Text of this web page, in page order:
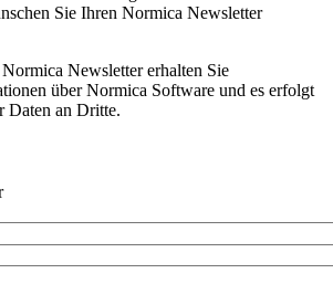
Sie Ihren Normica Newsletter
Newsletter erhalten Sie
über Normica Software und es erfolgt
Daten an Dritte.